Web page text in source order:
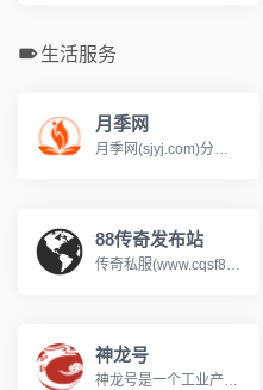
生活服务
月季网
月季网(sjyj.com)分享世界品种和养护知识，提供树状月季、大花丰花、藤本造型和欧月盆栽的批发交易和行情价格。中国月季之乡，南阳基地专业供应月季花苗，致力于让园林多点美景，咨询电话13525165668
88传奇发布站
传奇私服(www.cqsf88.cc)，提供最新传奇私服发布网资讯，可以第一时间体验新开传奇SF、查找传奇SF发布网新区信息，包括1.76、复古、热血、变态、网通、三职业等多种热门玩法，还提供最新开区时间、版本细节、爆率介绍，支持筛选高爆服、散人好混服等其它，每天定时更新传奇游戏开服表，是玩家首选的搜服平台!
神龙号
神龙号是一个工业产品分类信息网络服务平台。整合工业产品（设备、材料、原料、材料、机械、五金、仪器仪表、配件、方案、服务、二手、出租等）分类产品信息，让用户快速精准检索到需求产品信息。同时设有产品排行榜单、产品品牌、品牌排行、行业专区、产品品类专区等栏目，帮助中小企业、厂商通过网络营销的方式宣传企业产品或服务，获得更多商机。